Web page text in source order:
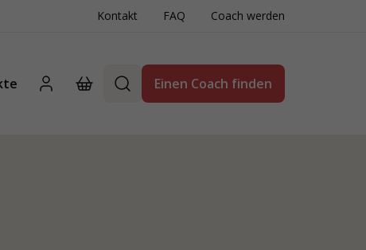
Kontakt FAQ Coach werden
Einen Coach finden